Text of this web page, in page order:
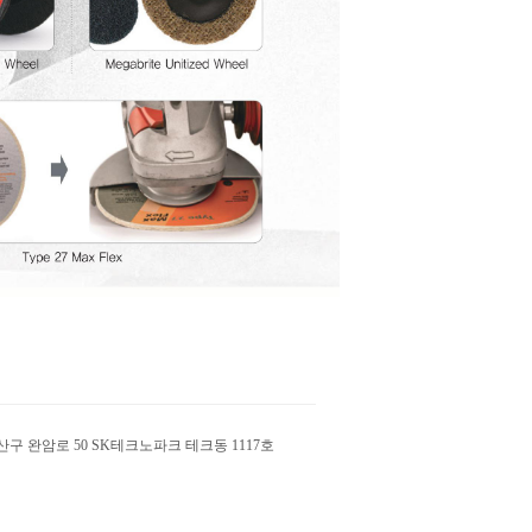
완암로 50 SK테크노파크 테크동 1117호